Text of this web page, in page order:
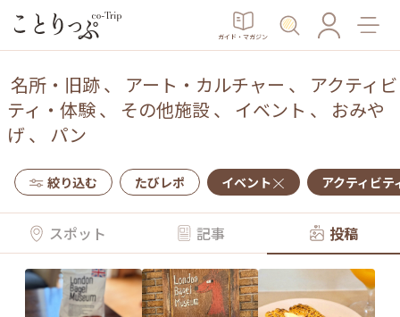
ガイド・マガジン
名所・旧跡、 アート・カルチャー 、 アクティビ
ティ・体験、 その他施設、 イベント 、 おみや
げ 、 パン
絞り込む たびレポ イベント アクティビテ
スポット 記事 投稿